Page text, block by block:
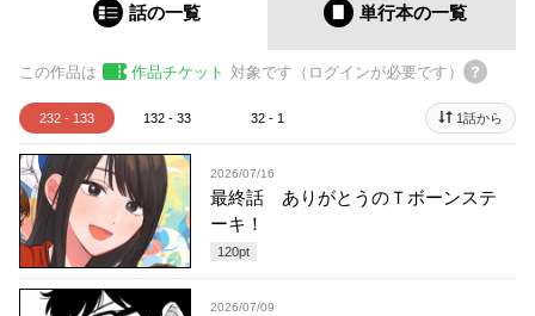
話の一覧 単行本の一覧
この作品は 作品チケット 対象です（ログインが必要です）
232 - 133 132 - 33 32 - 1 1話から
2026/07/16
最終話 ありがとうのＴボーンステ
ーキ！
120pt
2026/07/09